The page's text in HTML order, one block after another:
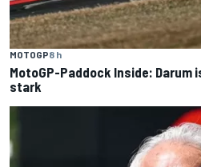
MOTOGP8 h
MotoGP-Paddock Inside:
stark